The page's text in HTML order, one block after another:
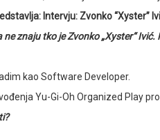
Intervju: Zvonko “Xyster”
znaju tko je Zvonko „Xyster“
kao Software Developer.
Yu-Gi-Oh Organized Play